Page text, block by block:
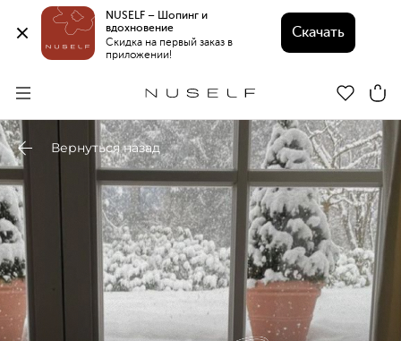
NUSELF – Шопинг и
вдохновение
Скидка на первый заказ в
приложении!
Скачать
Вернуться назад